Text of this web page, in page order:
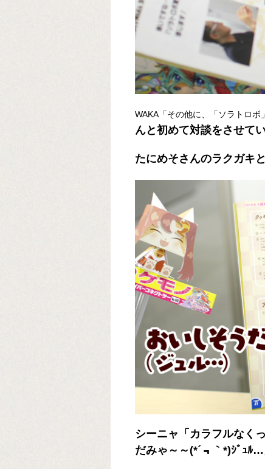
WAKA「その他に、「ソラトロ
んと初めて対談をさせて
たにめそさんのラクガキ
シーニャ「カラフルなく
だみゃ～～(*´﹃｀*)ｼﾞｭﾙ…